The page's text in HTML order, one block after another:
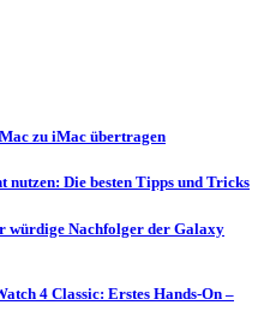
zu iMac übertragen
nutzen: Die besten Tipps und Tricks
würdige Nachfolger der Galaxy
4 Classic: Erstes Hands-On –